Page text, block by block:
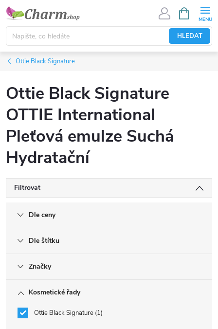
Přejít
obsah
HLEDAT
NÁKUPNÍ
KOŠÍK
Ottie Black Signature
Ottie Black Signature
OTTIE International
Pleťová emulze Suchá
Hydratační
Filtrovat
Dle ceny
Dle štítku
Značky
Kosmetické řady
Ottie Black Signature 1